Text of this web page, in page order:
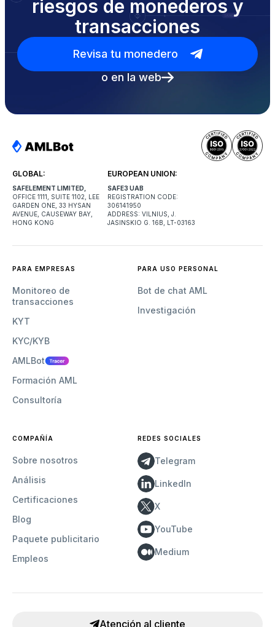
riesgos de monederos y
transacciones
Revisa tu monedero
o en la web
GLOBAL:
SAFELEMENT LIMITED,
OFFICE 1111, SUITE 1102, LEE
GARDEN ONE, 33 HYSAN
AVENUE, CAUSEWAY BAY,
HONG KONG
EUROPEAN UNION:
SAFE3 UAB
REGISTRATION CODE:
306141950
ADDRESS: VILNIUS, J.
JASINSKIO G. 16B, LT-03163
PARA EMPRESAS
Monitoreo de
transacciones
KYT
KYC/KYB
AMLBot
Formación AML
Consultoría
PARA USO PERSONAL
Bot de chat AML
Investigación
COMPAÑÍA
Sobre nosotros
Análisis
Certificaciones
Blog
Paquete publicitario
Empleos
REDES SOCIALES
Telegram
LinkedIn
X
YouTube
Medium
Atención al cliente